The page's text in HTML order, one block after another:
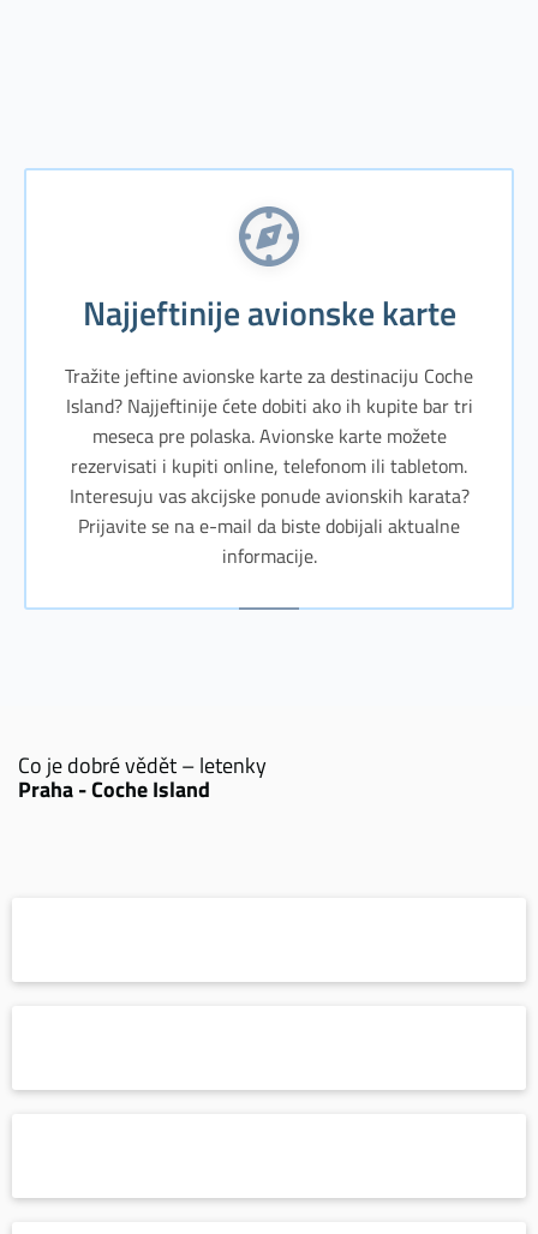
Najjeftinije avionske karte
Tražite jeftine avionske karte za destinaciju Coche
Island? Najjeftinije ćete dobiti ako ih kupite bar tri
meseca pre polaska. Avionske karte možete
rezervisati i kupiti online, telefonom ili tabletom.
Interesuju vas akcijske ponude avionskih karata?
Prijavite se na e-mail da biste dobijali aktualne
informacije.
Co je dobré vědět – letenky
Praha - Coche Island